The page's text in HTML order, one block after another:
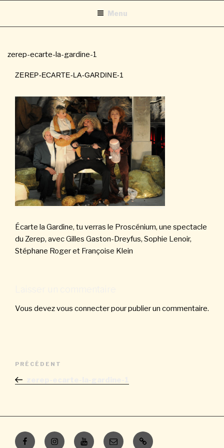
contenu
Menu
zerep-ecarte-la-gardine-1
ZEREP-ECARTE-LA-GARDINE-1
Écarte la Gardine, tu verras le Proscénium, une spectacle
du Zerep, avec Gilles Gaston-Dreyfus, Sophie Lenoir,
Stéphane Roger et Françoise Klein
Vous devezvous connecterpour publier un commentaire.
Navigation
l’article
Article
précédent
PRÉCÉDENT
FacebookInstagramYoutubeE-
Contacts